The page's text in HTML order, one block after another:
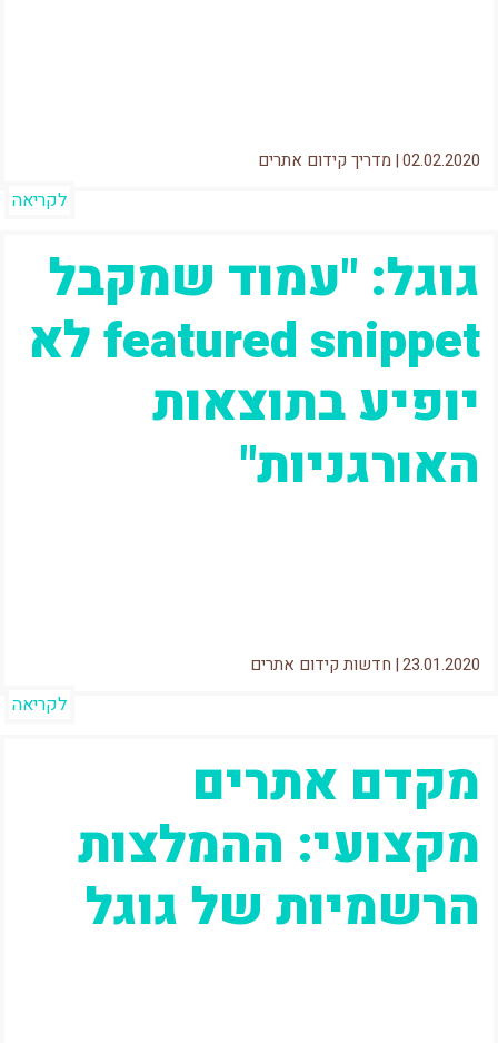
02.02.2020
| מדריך קידום אתרים
לקריאה
גוגל: "עמוד שמקבל
featured snippet לא
יופיע בתוצאות
האורגניות"
23.01.2020
| חדשות קידום אתרים
לקריאה
מקדם אתרים
מקצועי: ההמלצות
הרשמיות של גוגל